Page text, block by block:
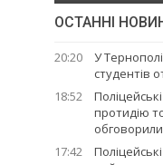
ОСТАННІ
20:20
У
студентів
18:52
протидію
17:42